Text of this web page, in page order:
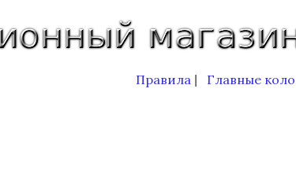
Правила Главные